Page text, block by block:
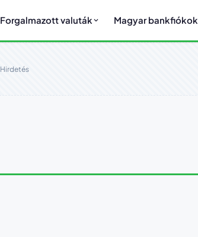
Forgalmazott valuták Magyar bankfiókok
Hirdetés